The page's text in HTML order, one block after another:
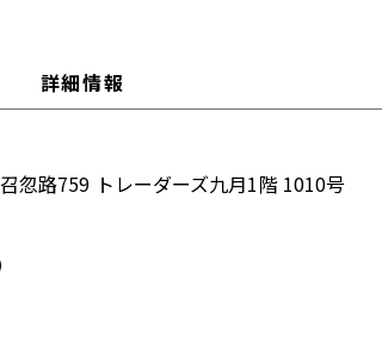
詳細情報
忽路759 トレーダーズ九月1階 1010号